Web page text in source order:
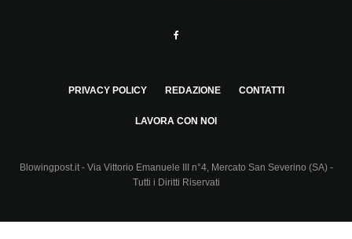
PRIVACY POLICY REDAZIONE CONTATTI
LAVORA CON NOI
Blowingpost.it - Via Vittorio Emanuele III n°4, Mercato San Severino (SA) -
Tutti i Diritti Riservati